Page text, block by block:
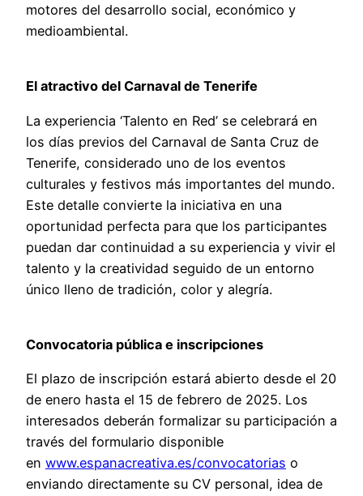
motores del desarrollo social, económico y
medioambiental.
El atractivo del Carnaval de Tenerife
La experiencia ‘Talento en Red’ se celebrará en
los días previos del Carnaval de Santa Cruz de
Tenerife, considerado uno de los eventos
culturales y festivos más importantes del mundo.
Este detalle convierte la iniciativa en una
oportunidad perfecta para que los participantes
puedan dar continuidad a su experiencia y vivir el
talento y la creatividad seguido de un entorno
único lleno de tradición, color y alegría.
Convocatoria pública e inscripciones
El plazo de inscripción estará abierto desde el 20
de enero hasta el 15 de febrero de 2025. Los
interesados deberán formalizar su participación a
través del formulario disponible
en www.espanacreativa.es/convocatorias o
enviando directamente su CV personal, idea de